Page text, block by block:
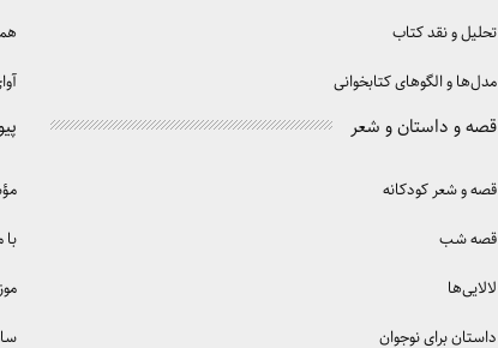
تحلیل و نقد کتاب
مدل‌ها و الگوهای کتابخوانی
قصه و داستان و شعر
قصه و شعر کودکانه
قصه شب
لالایی‌ها
داستان برای نوجوان